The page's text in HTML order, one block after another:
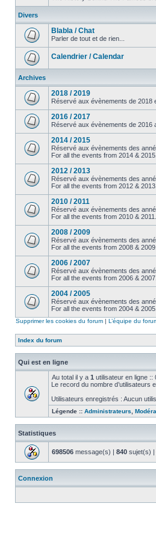
Divers
Blabla / Chat
Parler de tout et de rien...
Calendrier / Calendar
Archives
2018 / 2019
Réservé aux évènements de 2018
2016 / 2017
Réservé aux évènements de 2016
2014 / 2015
Réservé aux évènements des
For all the events from 2014 & 2015.
2012 / 2013
Réservé aux évènements des
For all the events from 2012 & 2013.
2010 / 2011
Réservé aux évènements des
For all the events from 2010 & 2011.
2008 / 2009
Réservé aux évènements des
For all the events from 2008 & 2009.
2006 / 2007
Réservé aux évènements des
For all the events from 2006 & 2007.
2004 / 2005
Réservé aux évènements des
For all the events from 2004 & 2005.
Supprimer les cookies du forum | L’équipe du
Index du forum
Qui est en ligne
Au total il y a 1 utilisateur en ligne
Le record du nombre d’utilisateurs
Utilisateurs enregistrés : Aucun
Légende :: Administrateurs
Statistiques
698506 message(s) | 840 sujet(s) |
Connexion